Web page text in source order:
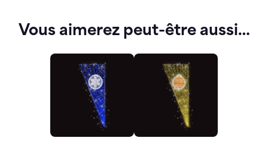
Vous aimerez peut-être aussi…